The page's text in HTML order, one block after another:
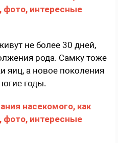
не более 30 дней,
рода. Самку тоже
яиц, а новое поколения
годы.